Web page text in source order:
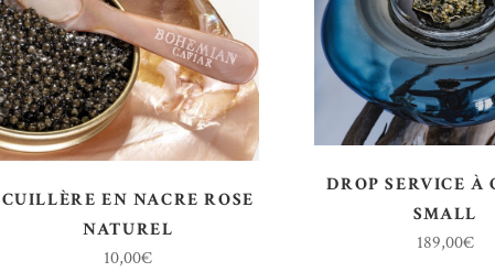
CUILLÈRE EN NACRE ROSE
NATUREL
10,00€
DROP SERVICE À
SMALL
189,00€